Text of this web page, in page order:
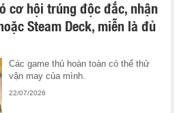
cơ hội trúng độc đắc, nhận
Steam Deck, miễn là đủ
Các game thủ hoàn toàn có thể thử
vận may của mình.
22/07/2026